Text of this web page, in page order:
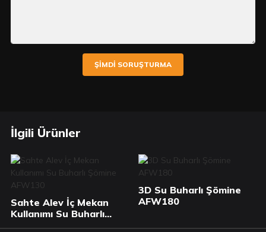
ŞIMDI SORUŞTURMA
İlgili Ürünler
Sahte Alev İç Mekan
Kullanımı Su Buharlı
Şömine AFW130
3D Su Buharlı Şömine
AFW180